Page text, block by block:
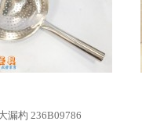
全柄手工大漏杓 236B09786